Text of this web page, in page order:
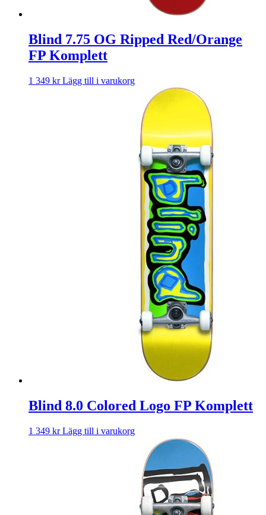
Blind 7.75 OG Ripped Red/Orange
FP Komplett
1 349 kr Lägg till i varukorg
Blind 8.0 Colored Logo FP Komplett
1 349 kr Lägg till i varukorg